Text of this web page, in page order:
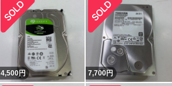
4,500円 7,700円